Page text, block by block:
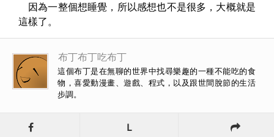
因為一整個想睡覺，所以感想也不是很多，大概就是
這樣了。
布丁布丁吃布丁
這個布丁是在無聊的世界中找尋樂趣的一種不能吃的食
物，喜愛動漫畫、遊戲、程式，以及跟世間脫節的生活
步調。
L